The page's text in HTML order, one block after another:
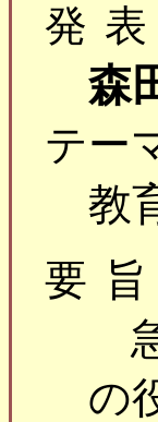
発
森
テー
教
要
の